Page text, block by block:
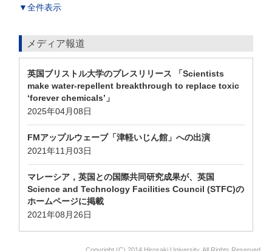
▼全件表示
メディア報道
英国ブリストル大学のプレスリリース 「Scientists
make water-repellent breakthrough to replace toxic
‘forever chemicals’」
2025年04月08日
FMアップルウェーブ「津軽いじん館」への出演
2021年11月03日
マレーシア，英国との国際共同研究成果が、英国
Science and Technology Facilities Council (STFC)の
ホームページに掲載
2021年08月26日